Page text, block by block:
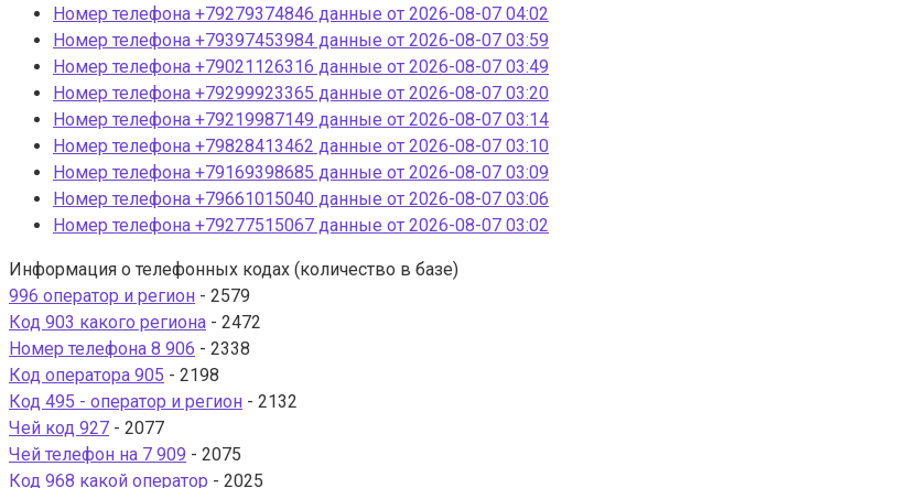
Номер телефона +79279374846 данные от 2026-08-07 04:02
Номер телефона +79397453984 данные от 2026-08-07 03:59
Номер телефона +79021126316 данные от 2026-08-07 03:49
Номер телефона +79299923365 данные от 2026-08-07 03:20
Номер телефона +79219987149 данные от 2026-08-07 03:14
Номер телефона +79828413462 данные от 2026-08-07 03:10
Номер телефона +79169398685 данные от 2026-08-07 03:09
Номер телефона +79661015040 данные от 2026-08-07 03:06
Номер телефона +79277515067 данные от 2026-08-07 03:02
Информация о телефонных кодах (количество в базе)
996 оператор и регион - 2579
Код 903 какого региона - 2472
Номер телефона 8 906 - 2338
Код оператора 905 - 2198
Код 495 - оператор и регион - 2132
Чей код 927 - 2077
Чей телефон на 7 909 - 2075
Код 968 какой оператор - 2025